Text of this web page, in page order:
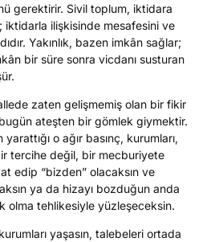
gerektirir. Sivil toplum, iktidara
iktidarla ilişkisinde mesafesini ve
Yakınlık, bazen imkân sağlar;
bir süre sonra vicdanı susturan
zaten gelişmemiş olan bir fikir
ateşten bir gömlek giymektir.
o ağır basınç, kurumları,
tercihe değil, bir mecburiyete
edip “bizden” olacaksın ve
ya da hizayı bozduğun anda
olma tehlikesiyle yüzleşeceksin.
yaşasın, talebeleri ortada